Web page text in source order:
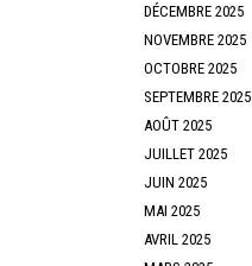
DÉCEMBRE 2025
NOVEMBRE 2025
OCTOBRE 2025
SEPTEMBRE 2025
AOÛT 2025
JUILLET 2025
JUIN 2025
MAI 2025
AVRIL 2025